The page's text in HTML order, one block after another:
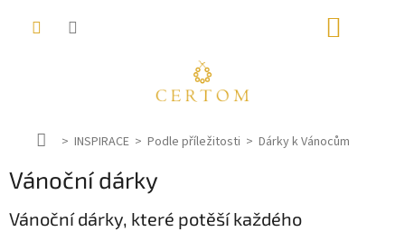
D
m
INSPIRACE Podle příležitosti Dárky k Vánocům
Vánoční dárky
Vánoční dárky, které potěší každého